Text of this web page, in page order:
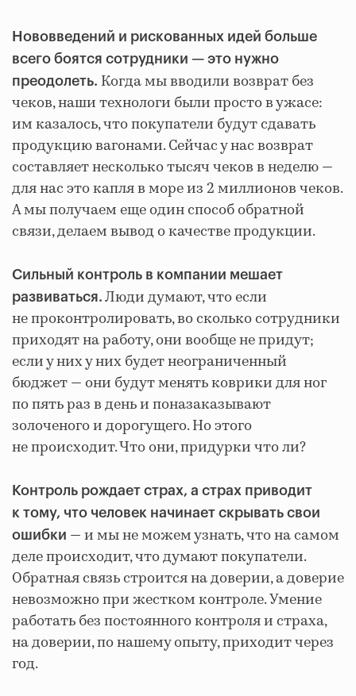
Нововведений и рискованных идей больше
всего боятся сотрудники — это нужно
преодолеть. Когда мы вводили возврат без
чеков, наши технологи были просто в ужасе:
им казалось, что покупатели будут сдавать
продукцию вагонами. Сейчас у нас возврат
составляет несколько тысяч чеков в неделю —
для нас это капля в море из 2 миллионов чеков.
А мы получаем еще один способ обратной
связи, делаем вывод о качестве продукции.
Сильный контроль в компании мешает
развиваться. Люди думают, что если
не проконтролировать, во сколько сотрудники
приходят на работу, они вообще не придут;
если у них у них будет неограниченный
бюджет — они будут менять коврики для ног
по пять раз в день и поназаказывают
золоченого и дорогущего. Но этого
не происходит. Что они, придурки что ли?
Контроль рождает страх, а страх приводит
к тому, что человек начинает скрывать свои
ошибки — и мы не можем узнать, что на самом
деле происходит, что думают покупатели.
Обратная связь строится на доверии, а доверие
невозможно при жестком контроле. Умение
работать без постоянного контроля и страха,
на доверии, по нашему опыту, приходит через
год.